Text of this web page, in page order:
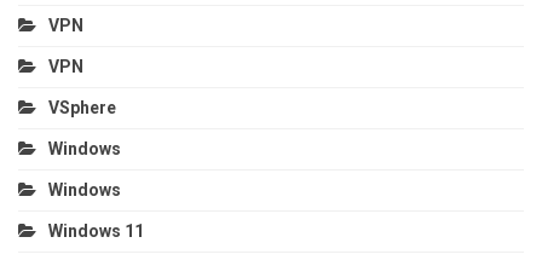
VPN
VPN
VSphere
Windows
Windows
Windows 11